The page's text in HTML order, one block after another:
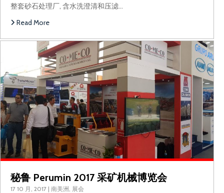
整套砂石处理厂, 含水洗澄清和压滤…
Read More
秘鲁 Perumin 2017 采矿机械博览会
17 10 月, 2017 | 南美洲 , 展会